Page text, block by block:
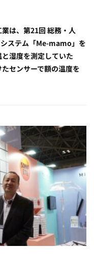
業は、第21回 総務・人
ステム「Me-mamo」を
湿度を測定していた
センサーで額の温度を